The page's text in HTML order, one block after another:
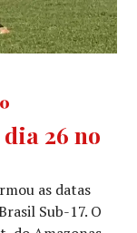
26 no
as datas
Sub-17. O